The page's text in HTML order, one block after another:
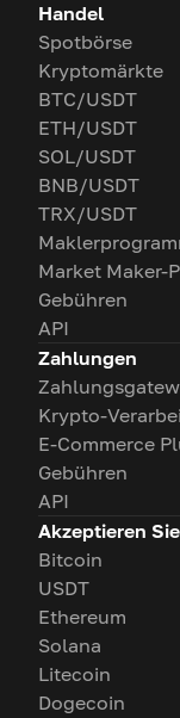
Handel
Spotbörse
Kryptomärkte
BTC/USDT
ETH/USDT
SOL/USDT
BNB/USDT
TRX/USDT
Market Maker-
Gebühren
API
Zahlungen
Krypto-
E-Commerce
Gebühren
API
Akzeptieren
Bitcoin
USDT
Ethereum
Solana
Litecoin
Dogecoin